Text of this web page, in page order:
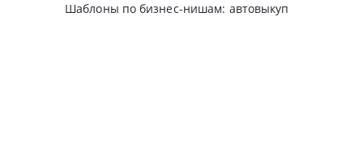
Шаблоны по бизнес-нишам: автовыкуп